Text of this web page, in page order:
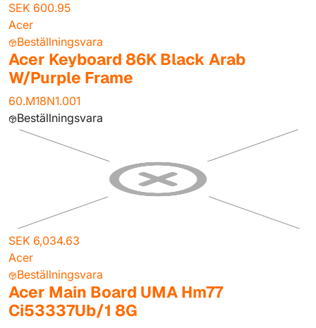
SEK 600.95
Acer
Beställningsvara
Acer Keyboard 86K Black Arab
W/Purple Frame
60.M18N1.001
Beställningsvara
SEK 6,034.63
Acer
Beställningsvara
Acer Main Board UMA Hm77
Ci53337Ub/1 8G